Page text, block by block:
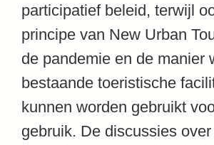
participatief beleid, terwijl
principe van New Urban
de pandemie en de manier
bestaande toeristische
kunnen worden gebruikt
gebruik. De discussies